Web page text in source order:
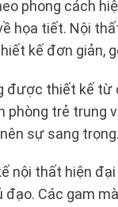
phong cách
họa tiết. Nội
kế đơn giản,
thiết kế từ
phòng trẻ trung
sự sang trọng.
nội thất hiện
đạo. Các gam